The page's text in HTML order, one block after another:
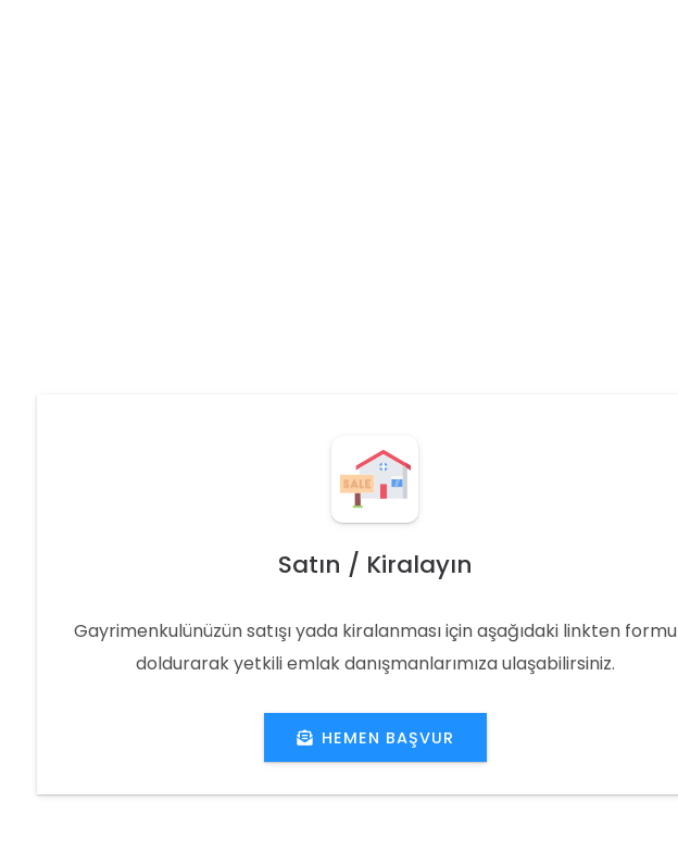
Satın / Kiralayın
Gayrimenkulünüzün satışı yada kiralanması için aşağıdaki linkten formu
doldurarak yetkili emlak danışmanlarımıza ulaşabilirsiniz.
HEMEN BAŞVUR